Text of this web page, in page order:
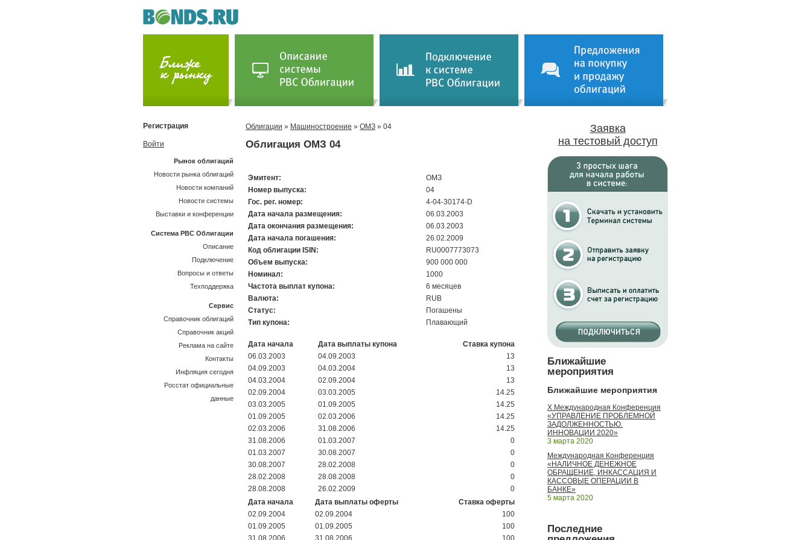
Облигации » Машиностроение » ОМЗ » 04
Облигация ОМЗ 04
Эмитент:
ОМЗ
Номер выпуска:
04
Гос. рег. номер:
4-04-30174-D
Дата начала размещения:
06.03.2003
Дата окончания размещения:
06.03.2003
Дата начала погашения:
26.02.2009
Код облигации ISIN:
RU0007773073
Объем выпуска:
900 000 000
Номинал:
1000
Частота выплат купона:
6 месяцев
Валюта:
RUB
Статус:
Погашены
Тип купона:
Плавающий
Дата начала Дата выплаты купона
Ставка купона
06.03.2003
04.09.2003
13
04.09.2003
04.03.2004
13
04.03.2004
02.09.2004
13
02.09.2004
03.03.2005
14.25
03.03.2005
01.09.2005
14.25
01.09.2005
02.03.2006
14.25
02.03.2006
31.08.2006
14.25
31.08.2006
01.03.2007
0
01.03.2007
30.08.2007
0
30.08.2007
28.02.2008
0
28.02.2008
28.08.2008
0
28.08.2008
26.02.2009
0
Дата начала
Дата выплаты оферты
Ставка оферты
02.09.2004
02.09.2004
100
01.09.2005
01.09.2005
100
31.08.2006
31.08.2006 100
Заявка
на тестовый доступ
Ближайшие
мероприятия
Ближайшие мероприятия
X Международная Конференция
«УПРАВЛЕНИЕ ПРОБЛЕМНОЙ
ЗАДОЛЖЕННОСТЬЮ.
ИННОВАЦИИ 2020»
3 марта 2020
Международная Конференция
«НАЛИЧНОЕ ДЕНЕЖНОЕ
ОБРАЩЕНИЕ, ИНКАССАЦИЯ И
КАССОВЫЕ ОПЕРАЦИИ В
БАНКЕ»
5 марта 2020
Последние
Регистрация
Войти
Рынок облигаций
Новости рынка облигаций
Новости компаний
Новости системы
Выставки и конференции
Система РВС Облигации
Описание
Подключение
Вопросы и ответы
Техподдержка
Сервис
Справочник облигаций
Справочник акций
Реклама на сайте
Контакты
Инфляция сегодня
Росстат официальные
данные